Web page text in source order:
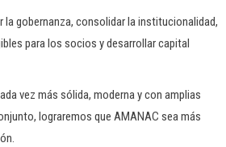
gobernanza, consolidar la institucionalidad,
para los socios y desarrollar capital
vez más sólida, moderna y con amplias
lograremos que AMANAC sea más